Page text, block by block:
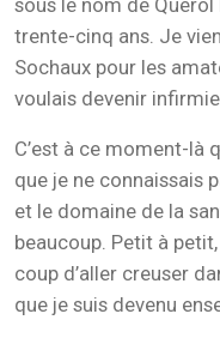
sous le nom de
trente-cinq ans. Je
Sochaux pour les
voulais devenir
C’est à ce moment-là
que je ne connaissais
et le domaine de la
beaucoup. Petit à
coup d’aller creuser
que je suis devenu